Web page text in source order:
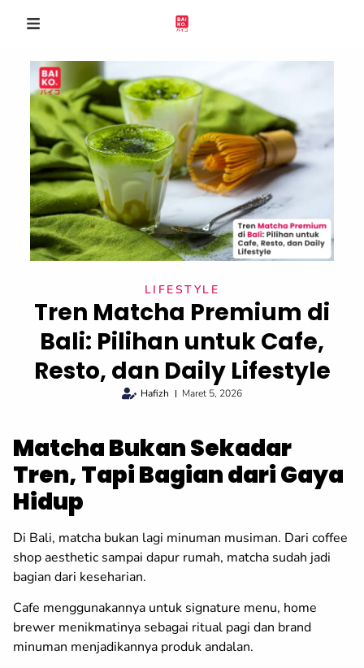
LIFESTYLE
Tren Matcha Premium di
Bali: Pilihan untuk Cafe,
Resto, dan Daily Lifestyle
Hafizh Maret 5, 2026
Matcha Bukan Sekadar
Tren, Tapi Bagian dari Gaya
Hidup
Di Bali, matcha bukan lagi minuman musiman. Dari coffee
shop aesthetic sampai dapur rumah, matcha sudah jadi
bagian dari keseharian.
Cafe menggunakannya untuk signature menu, home
brewer menikmatinya sebagai ritual pagi dan brand
minuman menjadikannya produk andalan.